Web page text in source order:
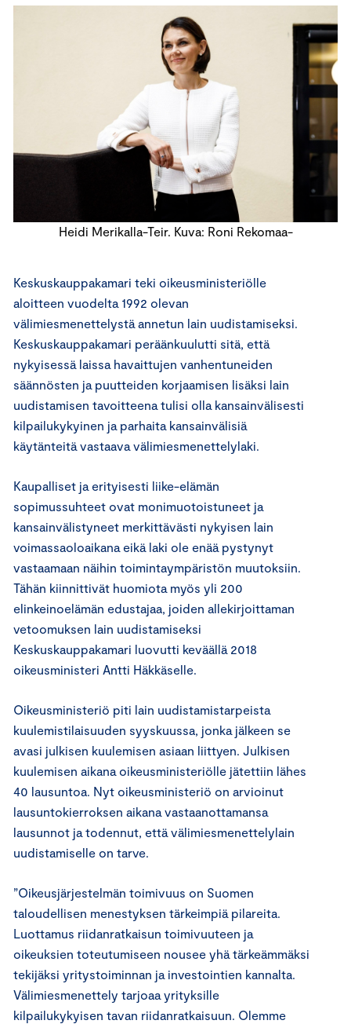
Heidi Merikalla-Teir. Kuva: Roni Rekomaa-
Keskuskauppakamari teki oikeusministeriölle
aloitteen vuodelta 1992 olevan
välimiesmenettelystä annetun lain uudistamiseksi.
Keskuskauppakamari peräänkuulutti sitä, että
nykyisessä laissa havaittujen vanhentuneiden
säännösten ja puutteiden korjaamisen lisäksi lain
uudistamisen tavoitteena tulisi olla kansainvälisesti
kilpailukykyinen ja parhaita kansainvälisiä
käytänteitä vastaava välimiesmenettelylaki.
Kaupalliset ja erityisesti liike-elämän
sopimussuhteet ovat monimuotoistuneet ja
kansainvälistyneet merkittävästi nykyisen lain
voimassaoloaikana eikä laki ole enää pystynyt
vastaamaan näihin toimintaympäristön muutoksiin.
Tähän kiinnittivät huomiota myös yli 200
elinkeinoelämän edustajaa, joiden allekirjoittaman
vetoomuksen lain uudistamiseksi
Keskuskauppakamari luovutti keväällä 2018
oikeusministeri Antti Häkkäselle.
Oikeusministeriö piti lain uudistamistarpeista
kuulemistilaisuuden syyskuussa, jonka jälkeen se
avasi julkisen kuulemisen asiaan liittyen. Julkisen
kuulemisen aikana oikeusministeriölle jätettiin lähes
40 lausuntoa. Nyt oikeusministeriö on arvioinut
lausuntokierroksen aikana vastaanottamansa
lausunnot ja todennut, että välimiesmenettelylain
uudistamiselle on tarve.
”Oikeusjärjestelmän toimivuus on Suomen
taloudellisen menestyksen tärkeimpiä pilareita.
Luottamus riidanratkaisun toimivuuteen ja
oikeuksien toteutumiseen nousee yhä tärkeämmäksi
tekijäksi yritystoiminnan ja investointien kannalta.
Välimiesmenettely tarjoaa yrityksille
kilpailukykyisen tavan riidanratkaisuun. Olemme